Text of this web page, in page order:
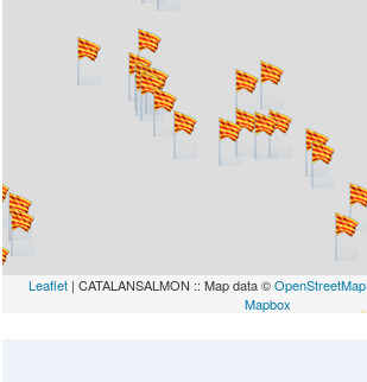
Leaflet | CATALANSALMON :: Map data ©OpenStreetMap
Mapbox